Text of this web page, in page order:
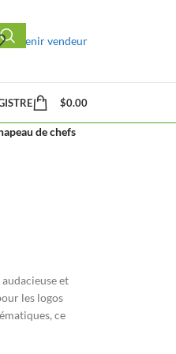
Devenir vendeur
$0.00
de chefs
et
les logos
ce